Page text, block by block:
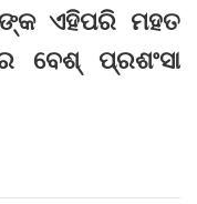
ଏହିପରି ମହତ
ବେଶ୍‌ ପ୍ରଶଂସା